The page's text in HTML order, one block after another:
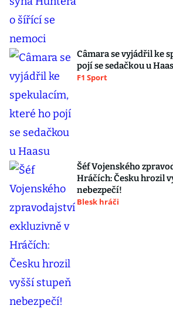
Câmara se vyjádřil ke
pojí se sedačkou u
F1 Sport
Šéf Vojenského
Hráčích: Česku hrozil
nebezpečí!
Blesk hráči